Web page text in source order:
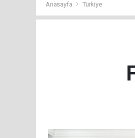
Anasayfa Türkiye